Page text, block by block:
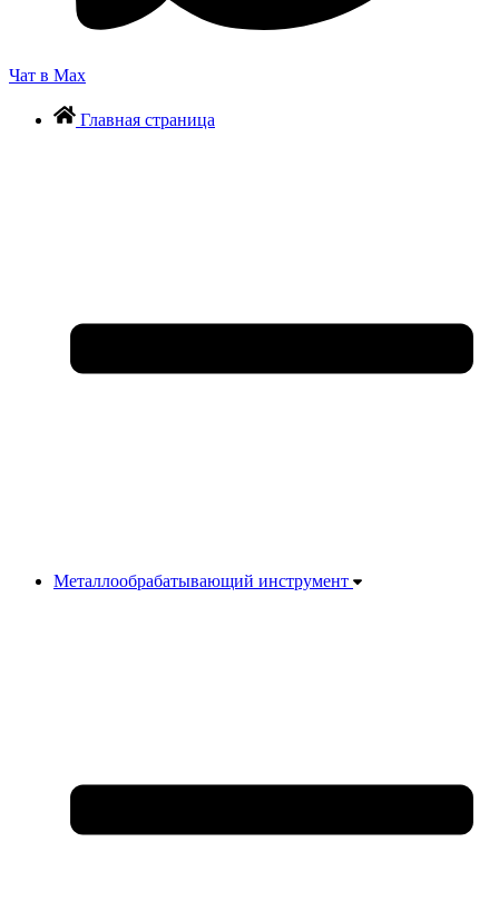
Чат в Max
Главная страница
Металлообрабатывающий инструмент